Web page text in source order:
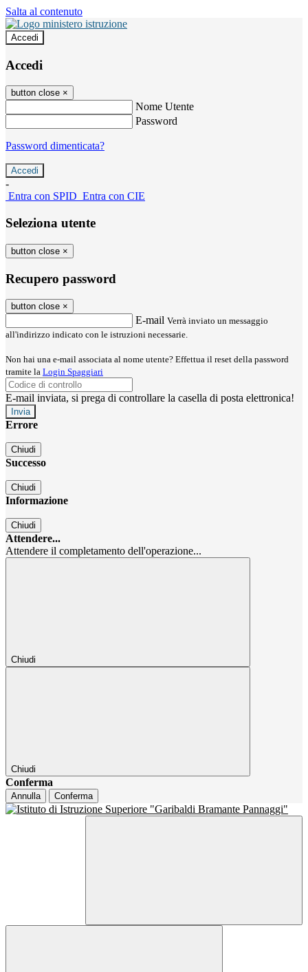
Salta al contenuto
Accedi
Accedi
button close ×
Nome Utente
Password
Password dimenticata?
-
Entra con SPID Entra con CIE
Seleziona utente
button close ×
Recupero password
button close ×
E-mail Verrà inviato un messaggio
all'indirizzo indicato con le istruzioni necessarie.
Non hai una e-mail associata al nome utente? Effettua il reset della password
tramite la Login Spaggiari
E-mail inviata, si prega di controllare la casella di posta elettronica!
Errore
Chiudi
Successo
Chiudi
Informazione
Chiudi
Attendere...
Attendere il completamento dell'operazione...
Chiudi
Chiudi
Conferma
Annulla Conferma